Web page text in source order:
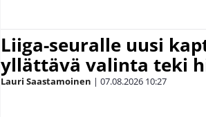
Liiga-seuralle uusi
yllättävä valinta teki
Lauri Saastamoinen | 07.08.2026 10:27